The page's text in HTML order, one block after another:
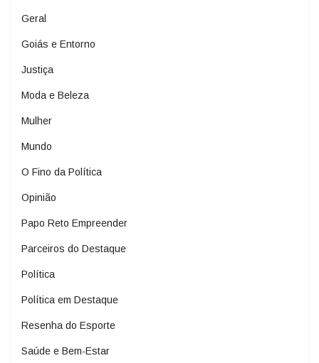
Geral
Goiás e Entorno
Justiça
Moda e Beleza
Mulher
Mundo
O Fino da Política
Opinião
Papo Reto Empreender
Parceiros do Destaque
Política
Política em Destaque
Resenha do Esporte
Saúde e Bem-Estar